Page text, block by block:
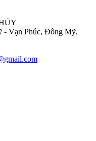
- Vạn Phúc, Đông Mỹ,